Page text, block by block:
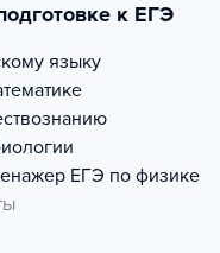
к ЕГЭ
языку
ЕГЭ по физике